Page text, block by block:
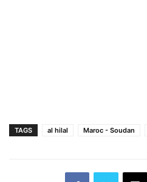
TAGS al hilal Maroc - Soudan